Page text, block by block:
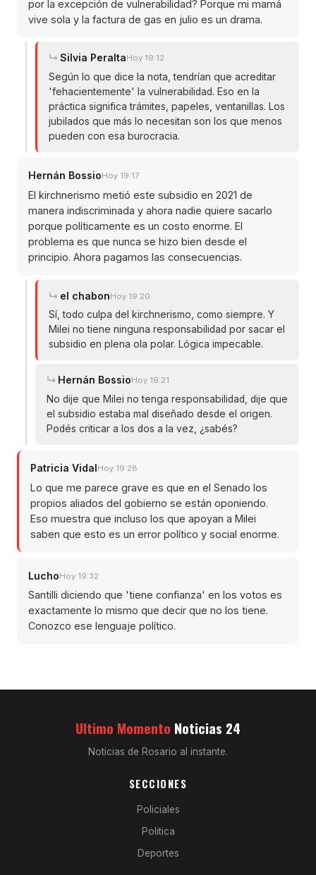
por la excepción de vulnerabilidad? Porque mi mamá
vive sola y la factura de gas en julio es un drama.
Silvia PeraltaHoy 19:12
Según lo que dice la nota, tendrían que acreditar
'fehacientemente' la vulnerabilidad. Eso en la
práctica significa trámites, papeles, ventanillas. Los
jubilados que más lo necesitan son los que menos
pueden con esa burocracia.
Hernán BossioHoy 19:17
El kirchnerismo metió este subsidio en 2021 de
manera indiscriminada y ahora nadie quiere sacarlo
porque políticamente es un costo enorme. El
problema es que nunca se hizo bien desde el
principio. Ahora pagamos las consecuencias.
el chabonHoy 19:20
Sí, todo culpa del kirchnerismo, como siempre. Y
Milei no tiene ninguna responsabilidad por sacar el
subsidio en plena ola polar. Lógica impecable.
Hernán BossioHoy 19:21
No dije que Milei no tenga responsabilidad, dije que
el subsidio estaba mal diseñado desde el origen.
Podés criticar a los dos a la vez, ¿sabés?
Patricia VidalHoy 19:28
Lo que me parece grave es que en el Senado los
propios aliados del gobierno se están oponiendo.
Eso muestra que incluso los que apoyan a Milei
saben que esto es un error político y social enorme.
LuchoHoy 19:32
Santilli diciendo que 'tiene confianza' en los votos es
exactamente lo mismo que decir que no los tiene.
Conozco ese lenguaje político.
Ultimo Momento Noticias 24
Noticias de Rosario al instante.
SECCIONES
Policiales
Politica
Deportes